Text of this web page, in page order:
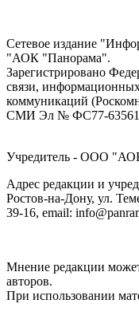
Сетевое издание
"АОК "Панорама".
Зарегистрировано
связи,
коммуникаций
СМИ Эл № ФС77-63561
Учредитель - ООО
Адрес редакции и
Ростов-на-Дону, ул.
39-16, email:
Мнение редакции
авторов.
При использовании